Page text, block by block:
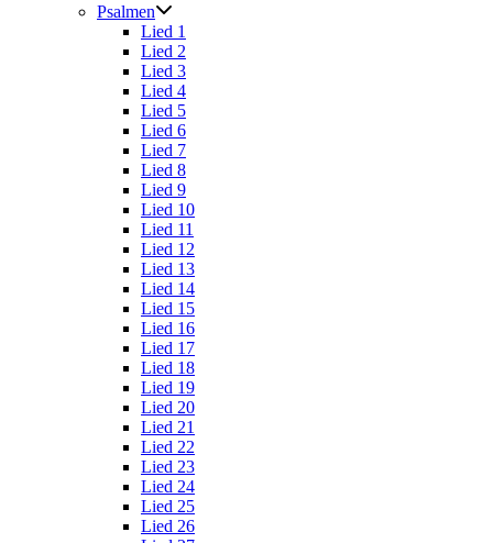
Psalmen
Lied 1
Lied 2
Lied 3
Lied 4
Lied 5
Lied 6
Lied 7
Lied 8
Lied 9
Lied 10
Lied 11
Lied 12
Lied 13
Lied 14
Lied 15
Lied 16
Lied 17
Lied 18
Lied 19
Lied 20
Lied 21
Lied 22
Lied 23
Lied 24
Lied 25
Lied 26